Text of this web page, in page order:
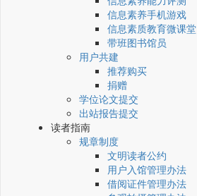
信息素养手机游戏
信息素质教育微课堂
带班图书馆员
用户共建
推荐购买
捐赠
学位论文提交
出站报告提交
读者指南
规章制度
文明读者公约
用户入馆管理办法
借阅证件管理办法